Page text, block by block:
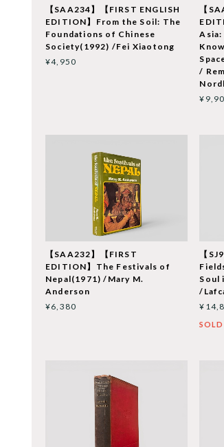
【SAA234】【FIRST ENGLISH
EDITION】From the Soil: The
Foundations of Chinese
Society(1992) /Fei Xiaotong
¥4,950
【
Asia:
/
【SAA232】【FIRST
EDITION】The Festivals of
Nepal(1971) /Mary M.
Anderson
¥6,380
【
Soul
/